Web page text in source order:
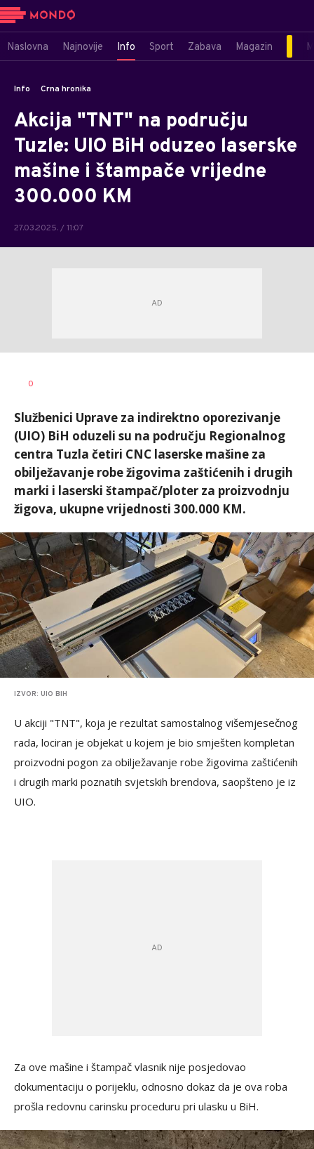
Naslovna Najnovije Info Sport Zabava Magazin
Info Crna hronika
Akcija "TNT" na području
Tuzle: UIO BiH oduzeo laserske
mašine i štampače vrijedne
300.000 KM
27.03.2025. / 11:07
AUTOR
0
Službenici Uprave za indirektno oporezivanje
(UIO) BiH oduzeli su na području Regionalnog
centra Tuzla četiri CNC laserske mašine za
obilježavanje robe žigovima zaštićenih i drugih
marki i laserski štampač/ploter za proizvodnju
žigova, ukupne vrijednosti 300.000 KM.
IZVOR: UIO BIH
U akciji "TNT", koja je rezultat samostalnog višemjesečnog
rada, lociran je objekat u kojem je bio smješten kompletan
proizvodni pogon za obilježavanje robe žigovima zaštićenih
i drugih marki poznatih svjetskih brendova, saopšteno je iz
UIO.
Za ove mašine i štampač vlasnik nije posjedovao
dokumentaciju o porijeklu, odnosno dokaz da je ova roba
prošla redovnu carinsku proceduru pri ulasku u BiH.